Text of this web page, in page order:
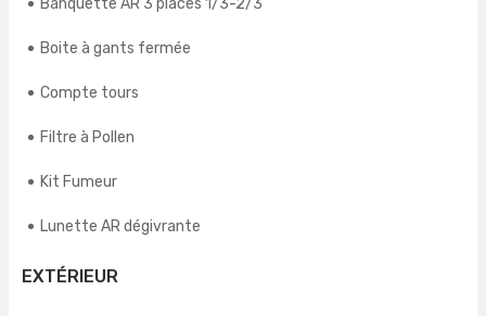
Banquette AR 3 places 1/3-2/3
Boite à gants fermée
Compte tours
Filtre à Pollen
Kit Fumeur
Lunette AR dégivrante
EXTÉRIEUR